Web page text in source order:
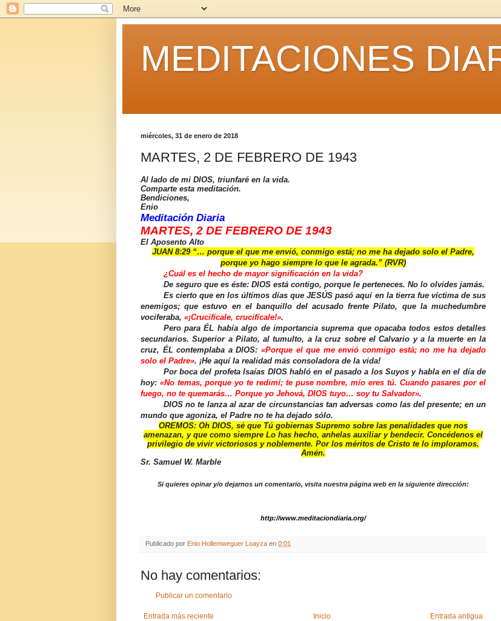
MEDITACIONES
miércoles, 31 de enero de 2018
MARTES, 2 DE FEBRERO DE 1943
Al lado de mi DIOS, triunfaré en la vida.
Comparte esta meditación.
Bendiciones,
Enio
Meditación Diaria
MARTES, 2 DE FEBRERO DE 1943
El Aposento Alto
JUAN 8:29 “… porque el que me envió, conmigo está; no me ha dejado solo el Padre,
porque yo hago siempre lo que le agrada.” (RVR)
¿Cuál es el hecho de mayor significación en la vida?
De seguro que es éste: DIOS está contigo, porque le perteneces. No lo olvides jamás.
Es cierto que en los últimos días que JESÚS pasó aquí en la tierra fue víctima de sus
enemigos; que estuvo en el banquillo del acusado frente Pilato, que la muchedumbre
vociferaba, «¡Crucifícale, crucifícale!».
Pero para ÉL había algo de importancia suprema que opacaba todos estos detalles
secundarios. Superior a Pilato, al tumulto, a la cruz sobre el Calvario y a la muerte en la
cruz, ÉL contemplaba a DIOS: «Porque el que me envió conmigo está; no me ha dejado
solo el Padre». ¡He aquí la realidad más consoladora de la vida!
Por boca del profeta Isaías DIOS habló en el pasado a los Suyos y habla en el día de
hoy: «No temas, porque yo te redimí; te puse nombre, mío eres tú. Cuando pasares por el
fuego, no te quemarás… Porque yo Jehová, DIOS tuyo… soy tu Salvador».
DIOS no te lanza al azar de circunstancias tan adversas como las del presente; en un
mundo que agoniza, el Padre no te ha dejado sólo.
OREMOS: Oh DIOS, sé que Tú gobiernas Supremo sobre las penalidades que nos
amenazan, y que como siempre Lo has hecho, anhelas auxiliar y bendecir. Concédenos el
privilegio de vivir victoriosos y noblemente. Por los méritos de Cristo te lo imploramos.
Amén.
Sr. Samuel W. Marble
Si quieres opinar y/o dejarnos un comentario, visita nuestra página web en la siguiente dirección:
http://www.meditaciondiaria.org/
Publicado por Enio Hollemweguer Loayza en 0:01
No hay comentarios:
Publicar un comentario
Entrada más reciente Entrada antigua
Inicio